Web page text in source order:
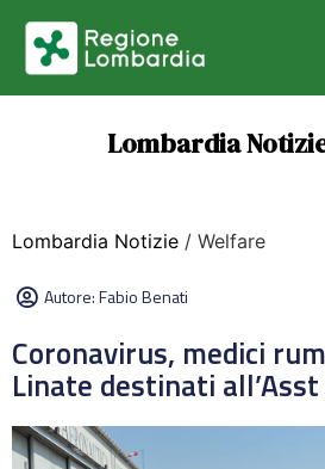
Lombardia
Lombardia Notizie / Welfare
Autore:Fabio Benati
Coronavirus, medici
Linate destinati all’Asst